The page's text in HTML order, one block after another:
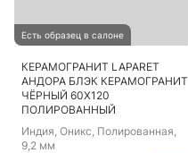
Есть образец в салоне
КЕРАМОГРАНИТ LAPARET
АНДОРА БЛЭК КЕРАМОГРАНИТ
ЧЁРНЫЙ 60Х120
ПОЛИРОВАННЫЙ
Индия, Оникс, Полированная,
9,2 мм